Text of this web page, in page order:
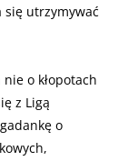
się utrzymywać
o kłopotach
z Ligą
o